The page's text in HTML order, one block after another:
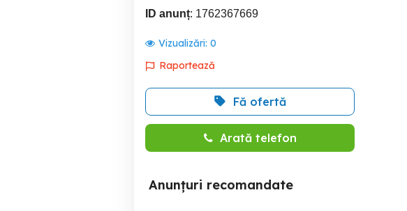
ID anunț: 1762367669
Vizualizări: 0
Raportează
Fă ofertă
Arată telefon
Anunțuri recomandate